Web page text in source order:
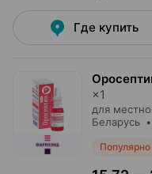
Где купить
×1
для
Беларусь •
Популярно